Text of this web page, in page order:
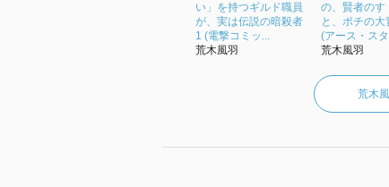
い」を持つギルド職員
が、実は伝説の暗殺者
1 (電撃コミッ...
荒木風羽
の、賢者のす
と、ポチの大
(アース・ス
荒木風羽
荒木